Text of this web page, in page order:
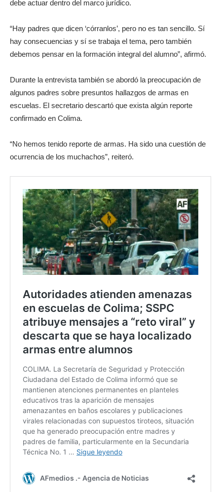
debe actuar dentro del marco jurídico.
“Hay padres que dicen ‘córranlos’, pero no es tan sencillo. Sí
hay consecuencias y sí se trabaja el tema, pero también
debemos pensar en la formación integral del alumno”, afirmó.
Durante la entrevista también se abordó la preocupación de
algunos padres sobre presuntos hallazgos de armas en
escuelas. El secretario descartó que exista algún reporte
confirmado en Colima.
“No hemos tenido reporte de armas. Ha sido una cuestión de
ocurrencia de los muchachos”, reiteró.